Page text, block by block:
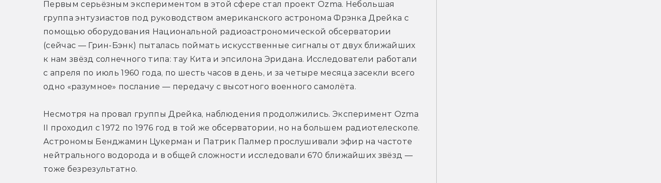
Первым серьёзным экспериментом в этой сфере стал проект Ozma. Небольшая
группа энтузиастов под руководством американского астронома Фрэнка Дрейка с
помощью оборудования Национальной радиоастрономической обсерватории
(сейчас — Грин-Бэнк) пыталась поймать искусственные сигналы от двух ближайших
к нам звёзд солнечного типа: тау Кита и эпсилона Эридана. Исследователи работали
с апреля по июль 1960 года, по шесть часов в день, и за четыре месяца засекли всего
одно «разумное» послание — передачу с высотного военного самолёта.
Несмотря на провал группы Дрейка, наблюдения продолжились. Эксперимент Ozma
II проходил с 1972 по 1976 год в той же обсерватории, но на большем радиотелескопе.
Астрономы Бенджамин Цукерман и Патрик Палмер прослушивали эфир на частоте
нейтрального водорода и в общей сложности исследовали 670 ближайших звёзд —
тоже безрезультатно.